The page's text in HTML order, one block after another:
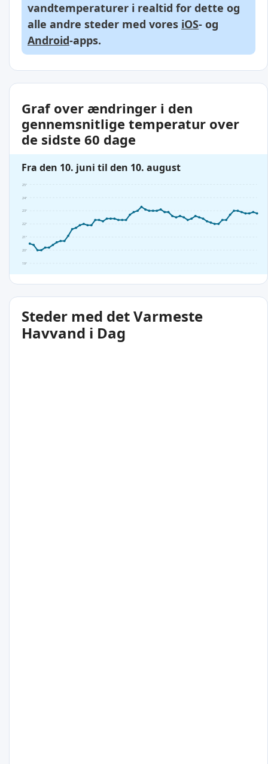
vandtemperaturer i realtid for dette og
alle andre steder med vores iOS- og
Android-apps.
Graf over ændringer i den
gennemsnitlige temperatur over
de sidste 60 dage
Fra den 10. juni til den 10. august
19°
20°
21°
22°
23°
24°
25°
Steder med det Varmeste
Havvand i Dag